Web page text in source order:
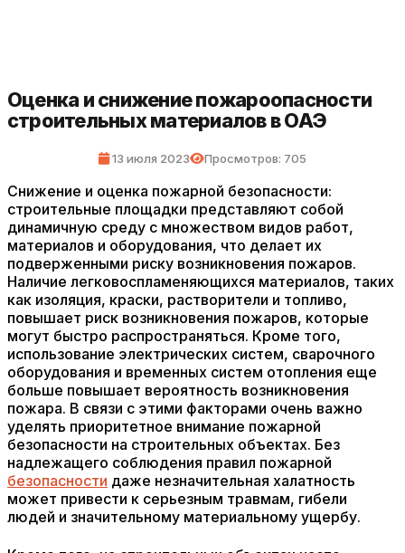
Оценка и снижение пожароопасности
строительных материалов в ОАЭ
13 июля 2023 Просмотров: 705
Снижение и оценка пожарной безопасности:
строительные площадки представляют собой
динамичную среду с множеством видов работ,
материалов и оборудования, что делает их
подверженными риску возникновения пожаров.
Наличие легковоспламеняющихся материалов, таких
как изоляция, краски, растворители и топливо,
повышает риск возникновения пожаров, которые
могут быстро распространяться. Кроме того,
использование электрических систем, сварочного
оборудования и временных систем отопления еще
больше повышает вероятность возникновения
пожара. В связи с этими факторами очень важно
уделять приоритетное внимание пожарной
безопасности на строительных объектах. Без
надлежащего соблюдения правил пожарной
безопасности даже незначительная халатность
может привести к серьезным травмам, гибели
людей и значительному материальному ущербу.